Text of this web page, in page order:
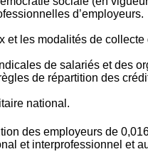
d’employeurs.
les modalités de
de salariés et des
de répartition des
national.
des employeurs de
et interprofessionnel et